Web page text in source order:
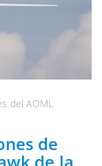
del AOML
de